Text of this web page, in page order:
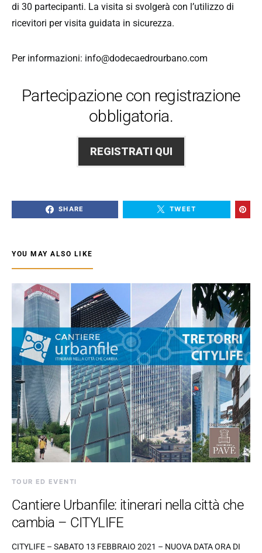
di 30 partecipanti. La visita si svolgerà con l’utilizzo di
ricevitori per visita guidata in sicurezza.
Per informazioni: info@dodecaedrourbano.com
Partecipazione con registrazione
obbligatoria.
REGISTRATI QUI
SHARE TWEET
YOU MAY ALSO LIKE
TOUR ED EVENTI
Cantiere Urbanfile: itinerari nella città che
cambia – CITYLIFE
CITYLIFE – SABATO 13 FEBBRAIO 2021 – NUOVA DATA ORA DI